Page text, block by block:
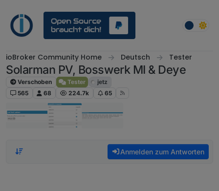
ioBroker Community Home Deutsch Tester
Solarman PV, Bosswerk MI & Deye
Verschoben Tester
jetz
565
68 224.7k 65
Anmelden zum Antworten